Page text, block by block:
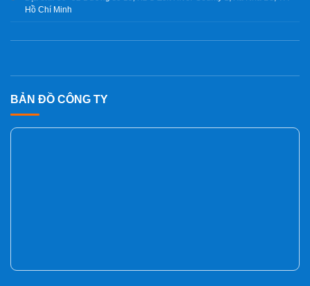
BẢN ĐỒ CÔNG TY
Hồ Chí Minh